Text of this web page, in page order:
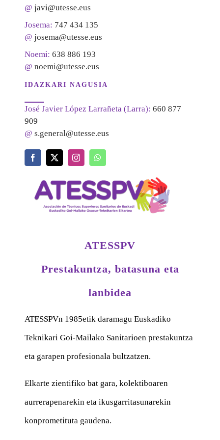
@ javi@utesse.eus
Josema: 747 434 135
@ josema@utesse.eus
Noemi: 638 886 193
@ noemi@utesse.eus
IDAZKARI NAGUSIA
José Javier López Larrañeta (Larra): 660 877
909
@ s.general@utesse.eus
ATESSPV
Prestakuntza, batasuna eta
lanbidea
ATESSPVn 1985etik daramagu Euskadiko
Teknikari Goi-Mailako Sanitarioen prestakuntza
eta garapen profesionala bultzatzen.
Elkarte zientifiko bat gara, kolektiboaren
aurrerapenarekin eta ikusgarritasunarekin
konprometituta gaudena.